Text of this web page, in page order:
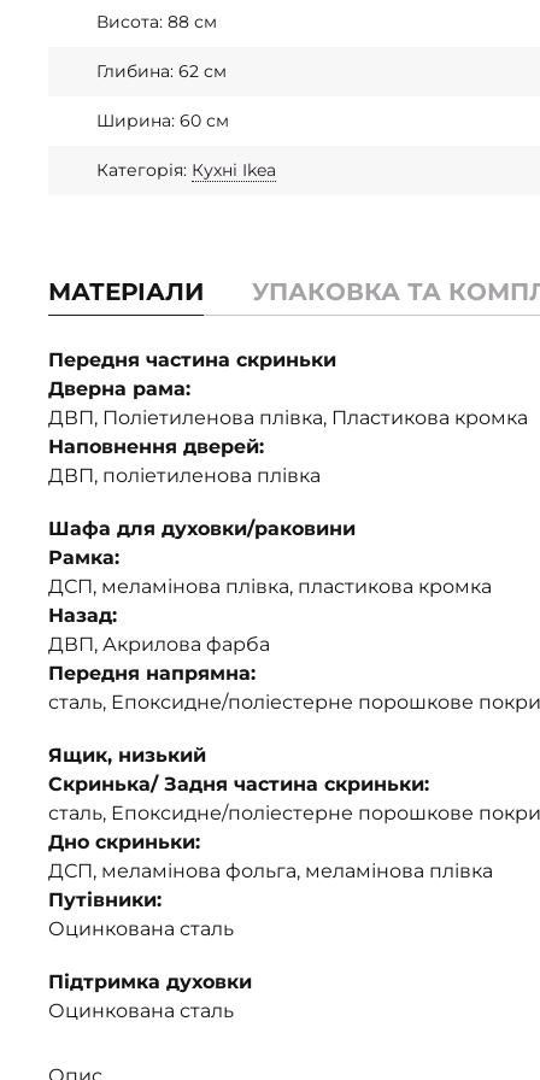
Висота: 88 см
Глибина: 62 см
Ширина: 60 см
Категорія: Кухні Ikea
МАТЕРІАЛИ УПАКОВКА ТА
Передня частина скриньки
Дверна рама:
ДВП, Поліетиленова плівка, Пластикова кромка
Наповнення дверей:
ДВП, поліетиленова плівка
Шафа для духовки/раковини
Рамка:
ДСП, меламінова плівка, пластикова кромка
Назад:
ДВП, Акрилова фарба
Передня напрямна:
сталь, Епоксидне/поліестерне порошкове
Ящик, низький
Скринька/ Задня частина скриньки:
сталь, Епоксидне/поліестерне порошкове
Дно скриньки:
ДСП, меламінова фольга, меламінова плівка
Путівники:
Оцинкована сталь
Підтримка духовки
Оцинкована сталь